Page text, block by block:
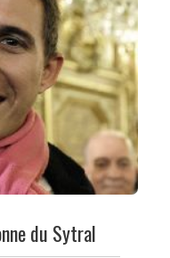
du Sytral